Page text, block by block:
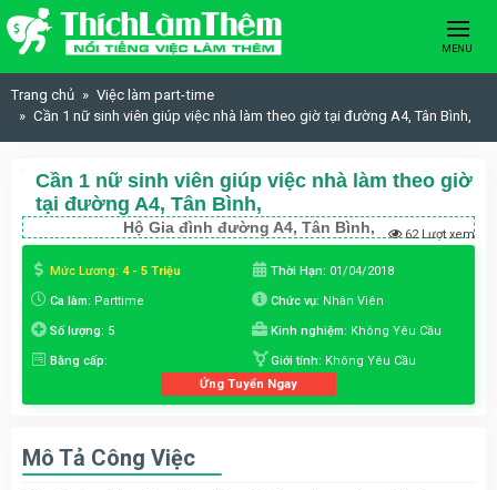
Skip to content
MENU
Trang chủ
Việc làm part-time
Cần 1 nữ sinh viên giúp việc nhà làm theo giờ tại đường A4, Tân Bình,
Cần 1 nữ sinh viên giúp việc nhà làm theo giờ
tại đường A4, Tân Bình,
Hộ Gia đình đường A4, Tân Bình, 62 Lượt xem
Mức Lương: 4 - 5 Triệu Thời Hạn: 01/04/2018
Ca làm: Parttime Chức vụ: Nhân Viên
Số lượng: 5 Kinh nghiệm: Không Yêu Cầu
Bằng cấp: Giới tính: Không Yêu Cầu
Ứng Tuyển Ngay
Mô Tả Công Việc